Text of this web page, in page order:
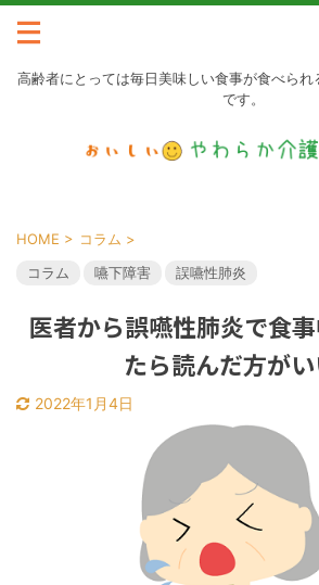
高齢者にとっては毎日美味しい食事が食べら
です。
HOME > コラム >
コラム
嚥下障害 誤嚥性肺炎
医者から誤嚥性肺炎で食
たら読んだ方が
2022年1月4日